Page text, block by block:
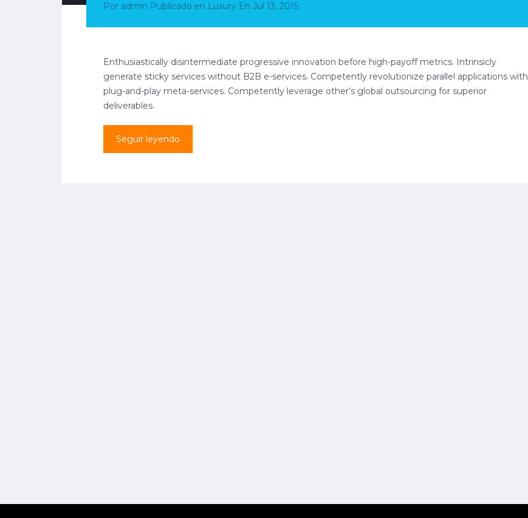
Por admin Publicado en Luxury En Jul 13, 2015
Enthusiastically disintermediate progressive innovation before high-payoff metrics. Intrinsicly
generate sticky services without B2B e-services. Competently revolutionize parallel applications with
plug-and-play meta-services. Competently leverage other’s global outsourcing for superior
deliverables.
Seguir leyendo